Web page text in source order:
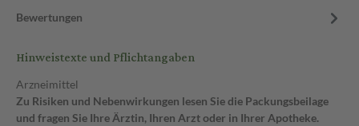
Bewertungen
Hinweistexte und Pflichtangaben
Arzneimittel
Zu Risiken und Nebenwirkungen lesen Sie die Packungsbeilage
und fragen Sie Ihre Ärztin, Ihren Arzt oder in Ihrer Apotheke.